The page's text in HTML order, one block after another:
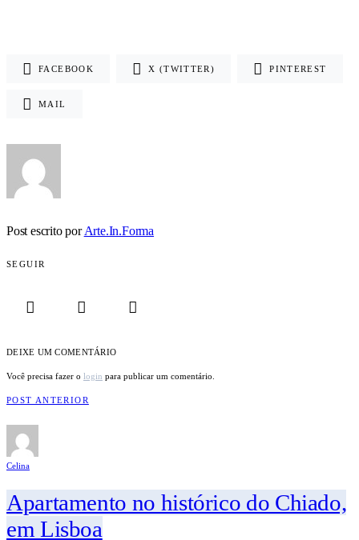
FACEBOOK X (TWITTER) PINTEREST
MAIL
Post escrito por Arte.In.Forma
SEGUIR
DEIXE UM COMENTÁRIO
Você precisa fazer o login para publicar um comentário.
POST ANTERIOR
Celina
Apartamento no histórico do Chiado,
em Lisboa